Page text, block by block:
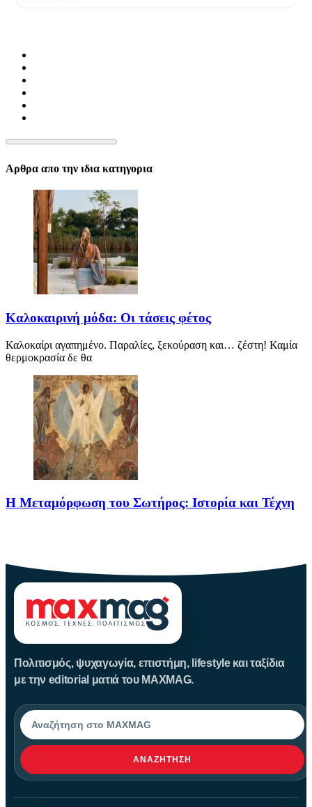
Αρθρα απο την ιδια κατηγορια
Καλοκαιρινή μόδα: Οι τάσεις φέτος
Καλοκαίρι αγαπημένο. Παραλίες, ξεκούραση και… ζέστη! Καμία
θερμοκρασία δε θα
Η Μεταμόρφωση του Σωτήρος: Ιστορία και Τέχνη
Πολιτισμός, ψυχαγωγία, επιστήμη, lifestyle και ταξίδια
με την editorial ματιά του MAXMAG.
Αναζήτηση
ΑΝΑΖΉΤΗΣΗ